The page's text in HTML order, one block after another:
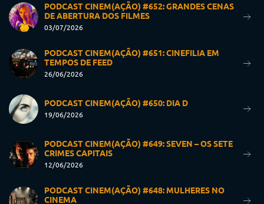
PODCAST CINEM(AÇÃO) #652: GRANDES CENAS
DE ABERTURA DOS FILMES
03/07/2026
PODCAST CINEM(AÇÃO) #651: CINEFILIA EM
TEMPOS DE FEED
26/06/2026
PODCAST CINEM(AÇÃO) #650: DIA D
19/06/2026
PODCAST CINEM(AÇÃO) #649: SEVEN – OS SETE
CRIMES CAPITAIS
12/06/2026
PODCAST CINEM(AÇÃO) #648: MULHERES NO
CINEMA